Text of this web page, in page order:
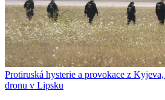
Protiruská hysterie a provokace z
dronu v Lipsku